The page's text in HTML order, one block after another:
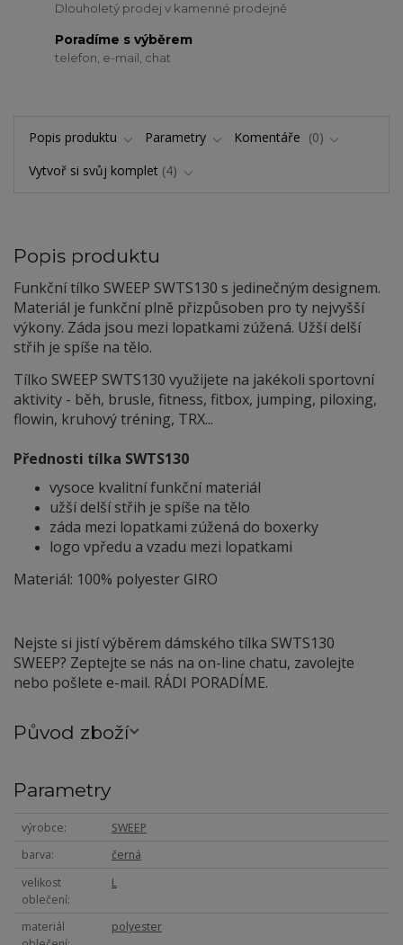
Dlouholetý prodej v kamenné prodejně
Poradíme s výběrem
telefon, e-mail, chat
Popis produktu Parametry Komentáře
0
Vytvoř si svůj komplet 4
Popis produktu
Funkční tílko SWEEP SWTS130 s jedinečným designem.
Materiál je funkční plně přizpůsoben pro ty nejvyšší
výkony. Záda jsou mezi lopatkami zúžená. Užší delší
střih je spíše na tělo.
Tílko SWEEP SWTS130 využijete na jakékoli sportovní
aktivity - běh, brusle, fitness, fitbox, jumping, piloxing,
flowin, kruhový tréning, TRX...
Přednosti tílka SWTS130
vysoce kvalitní funkční materiál
užší delší střih je spíše na tělo
záda mezi lopatkami zúžená do boxerky
logo vpředu a vzadu mezi lopatkami
Materiál: 100% polyester GIRO
Nejste si jistí výběrem dámského tílka SWTS130
SWEEP? Zeptejte se nás na on-line chatu, zavolejte
nebo pošlete e-mail. RÁDI PORADÍME.
Původ zboží
Parametry
výrobce
SWEEP
barva
černá
velikost
oblečení
L
materiál
polyester